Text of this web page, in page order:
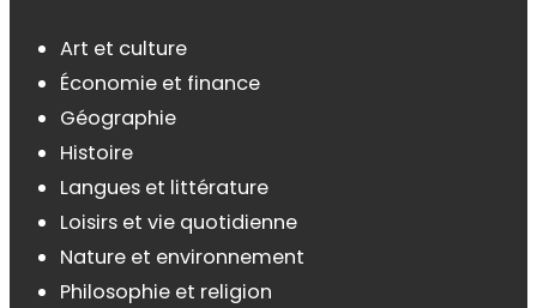
Art et culture
Économie et finance
Géographie
Histoire
Langues et littérature
Loisirs et vie quotidienne
Nature et environnement
Philosophie et religion